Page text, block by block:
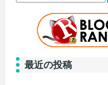
最近の投稿